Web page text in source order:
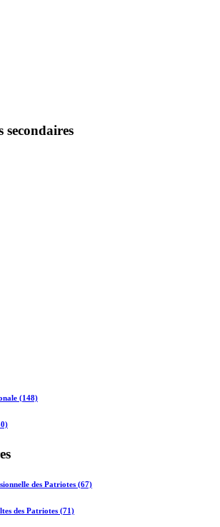
secondaires
(148)
des Patriotes (67)
des Patriotes (71)